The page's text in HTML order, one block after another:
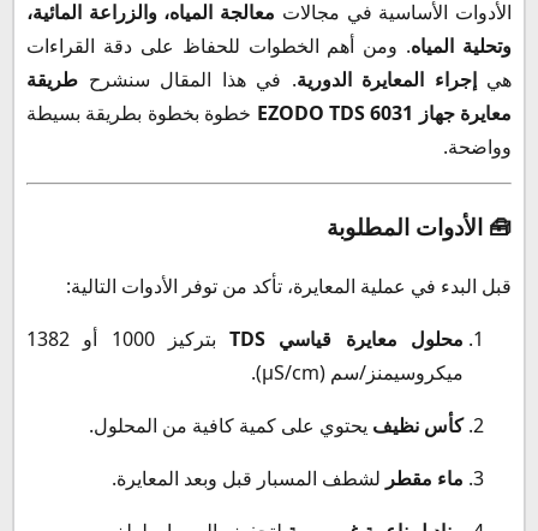
الأدوات الأساسية في مجالات معالجة المياه، والزراعة المائية،
وتحلية المياه. ومن أهم الخطوات للحفاظ على دقة القراءات
هيإجراء المعايرة الدورية. في هذا المقال سنشرح طريقة
معايرة جهاز EZODO TDS 6031
خطوة بخطوة بطريقة بسيطة
وواضحة.
🧰 الأدوات المطلوبة
قبل البدء في عملية المعايرة، تأكد من توفر الأدوات التالية:
محلول معايرة قياسي TDS
بتركيز 1000 أو 1382
ميكروسيمنز/سم (µS/cm).
كأس نظيف يحتوي على كمية كافية من المحلول.
ماء مقطر لشطف المسبار قبل وبعد المعايرة.